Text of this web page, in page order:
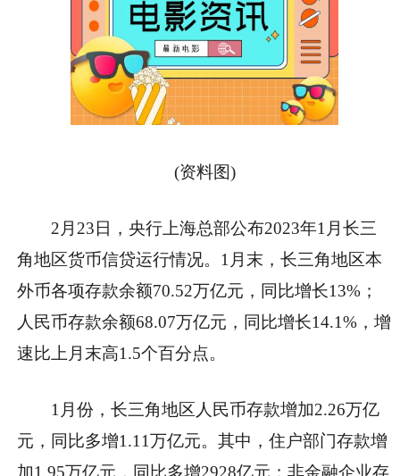
(资料图)
2月23日，央行上海总部公布2023年1月长三
角地区货币信贷运行情况。1月末，长三角地区本
外币各项存款余额70.52万亿元，同比增长13%；
人民币存款余额68.07万亿元，同比增长14.1%，增
速比上月末高1.5个百分点。
1月份，长三角地区人民币存款增加2.26万亿
元，同比多增1.11万亿元。其中，住户部门存款增
加1.95万亿元，同比多增2928亿元；非金融企业存